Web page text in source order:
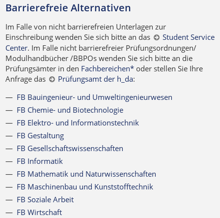
Barrierefreie Alternativen
Im Falle von nicht barrierefreien Unterlagen zur
Einschreibung wenden Sie sich bitte an das
Student Service
Center. Im Falle nicht barrierefreier Prüfungsordnungen/
Modulhandbücher /BBPOs wenden Sie sich bitte an die
Prüfungsämter in den Fachbereichen* oder stellen Sie Ihre
Anfrage das
Prüfungsamt der h_da:
FB Bauingenieur- und Umweltingenieurwesen
FB Chemie- und Biotechnologie
FB Elektro- und Informationstechnik
FB Gestaltung
FB Gesellschaftswissenschaften
FB Informatik
FB Mathematik und Naturwissenschaften
FB Maschinenbau und Kunststofftechnik
FB Soziale Arbeit
FB Wirtschaft